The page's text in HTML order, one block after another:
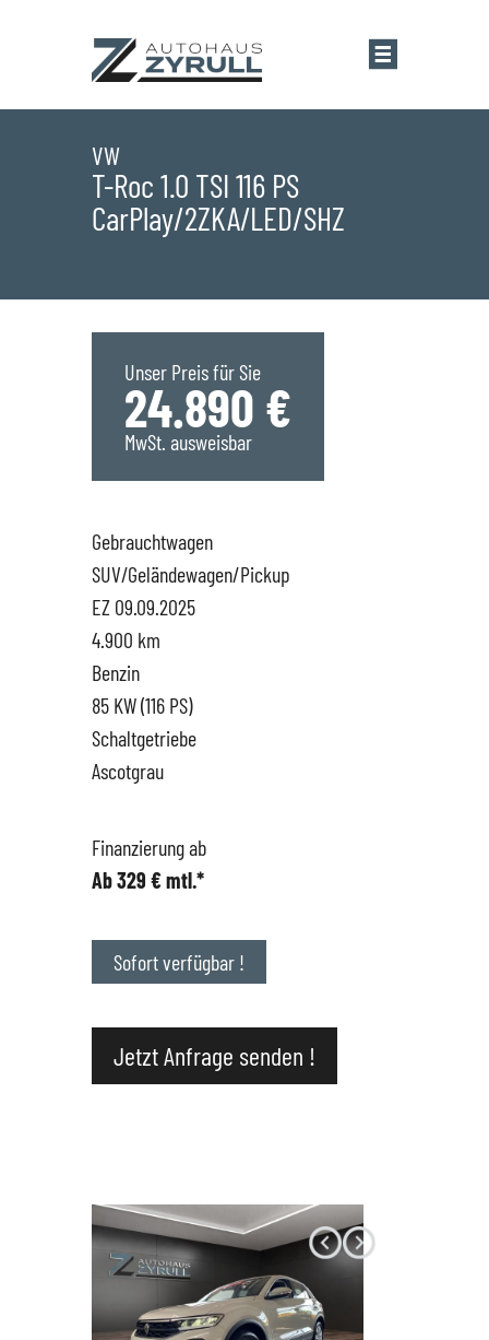
Startseite
Standorte
Saarwellingen
St. Wendel
Hüttigweiler
Marken
Übersicht
SEAT
CUPRA
VW
VW Nutzfahrzeugservice
Service
Gewerbekunden
Probefahrt
News
Unternehmen
Karriere
Impressum
VW
T-Roc 1.0 TSI 116 PS
CarPlay/2ZKA/LED/SHZ
Unser Preis für Sie
24.890 €
MwSt. ausweisbar
Gebrauchtwagen
SUV/Geländewagen/Pickup
EZ 09.09.2025
4.900 km
Benzin
85 KW (116 PS)
Schaltgetriebe
Ascotgrau
Finanzierung ab
Ab 329 € mtl.*
Sofort verfügbar !
Jetzt Anfrage senden !